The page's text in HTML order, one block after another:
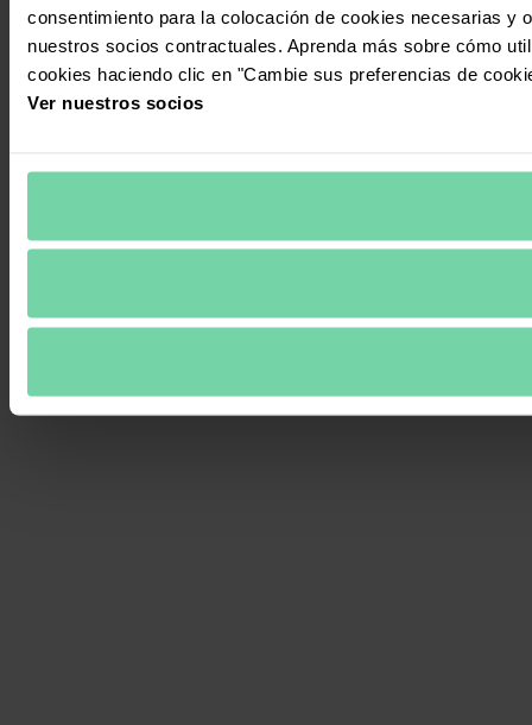
consentimiento para la colocación de cookies necesarias
nuestros socios contractuales. Aprenda más sobre cómo
cookies haciendo clic en "Cambie sus preferencias de
Ver nuestros socios